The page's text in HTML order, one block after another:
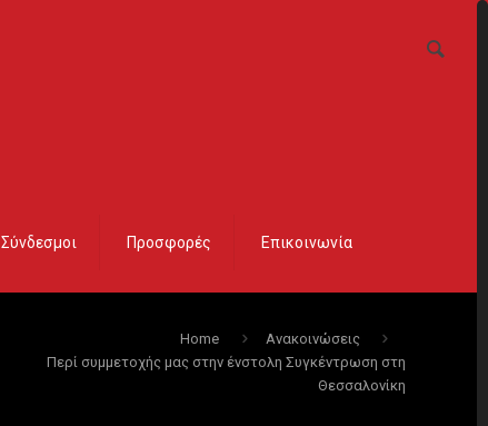
Σύνδεσμοι Προσφορές Επικοινωνία
Home
Ανακοινώσεις
Περί συμμετοχής μας στην ένστολη Συγκέντρωση στη
Θεσσαλονίκη